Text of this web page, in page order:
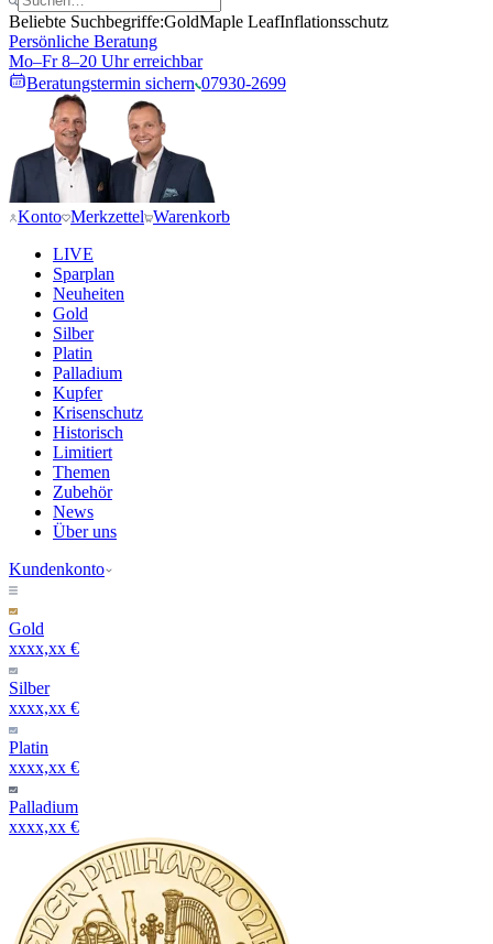
Beliebte Suchbegriffe:GoldMaple LeafInflationsschutz
Persönliche Beratung
Mo–Fr 8–20 Uhr erreichbar
Beratungstermin sichern 07930-2699
Konto Merkzettel Warenkorb
LIVE
Sparplan
Neuheiten
Gold
Silber
Platin
Palladium
Kupfer
Krisenschutz
Historisch
Limitiert
Themen
Zubehör
News
Über uns
Kundenkonto
Gold
xxxx,xx €
Silber
xxxx,xx €
Platin
xxxx,xx €
Palladium
xxxx,xx €